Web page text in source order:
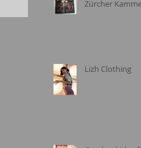
Zürcher
Lizh Clothing